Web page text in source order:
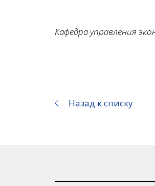
Кафедра управления
Назад к списку